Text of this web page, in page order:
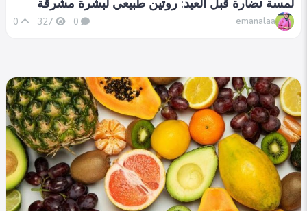
لمسة نضارة قبل العيد: روتين طبيعي لبشرة مشرقة
emanalaa
0
327